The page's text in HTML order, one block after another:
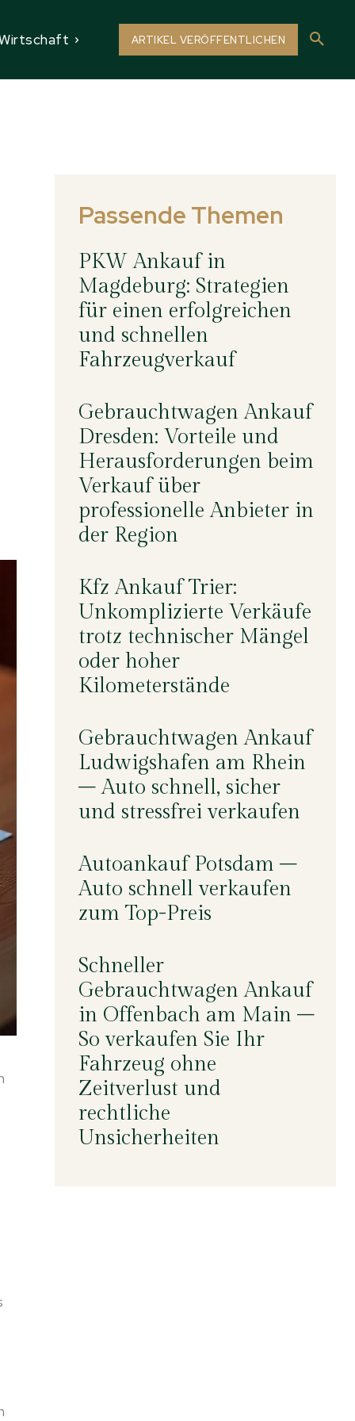
ARTIKEL VERÖFFENTLICHEN
Passende Themen
PKW Ankauf in
Magdeburg: Strategien
für einen erfolgreichen
und schnellen
Fahrzeugverkauf
Gebrauchtwagen Ankauf
Dresden: Vorteile und
Herausforderungen beim
Verkauf über
professionelle Anbieter in
der Region
Kfz Ankauf Trier:
Unkomplizierte Verkäufe
trotz technischer Mängel
oder hoher
Kilometerstände
Gebrauchtwagen Ankauf
Ludwigshafen am Rhein
– Auto schnell, sicher
und stressfrei verkaufen
Autoankauf Potsdam –
Auto schnell verkaufen
zum Top-Preis
Schneller
Gebrauchtwagen Ankauf
in Offenbach am Main –
So verkaufen Sie Ihr
Fahrzeug ohne
Zeitverlust und
rechtliche
Unsicherheiten